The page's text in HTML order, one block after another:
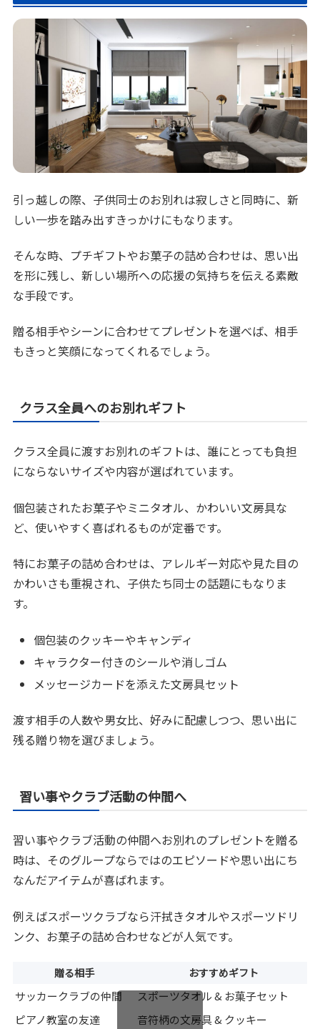
引っ越しの際、子供同士のお別れは寂しさと同時に、新
しい一歩を踏み出すきっかけにもなります。
そんな時、プチギフトやお菓子の詰め合わせは、思い出
を形に残し、新しい場所への応援の気持ちを伝える素敵
な手段です。
贈る相手やシーンに合わせてプレゼントを選べば、相手
もきっと笑顔になってくれるでしょう。
クラス全員へのお別れギフト
クラス全員に渡すお別れのギフトは、誰にとっても負担
にならないサイズや内容が選ばれています。
個包装されたお菓子やミニタオル、かわいい文房具な
ど、使いやすく喜ばれるものが定番です。
特にお菓子の詰め合わせは、アレルギー対応や見た目の
かわいさも重視され、子供たち同士の話題にもなりま
す。
個包装のクッキーやキャンディ
キャラクター付きのシールや消しゴム
メッセージカードを添えた文房具セット
渡す相手の人数や男女比、好みに配慮しつつ、思い出に
残る贈り物を選びましょう。
習い事やクラブ活動の仲間へ
習い事やクラブ活動の仲間へお別れのプレゼントを贈る
時は、そのグループならではのエピソードや思い出にち
なんだアイテムが喜ばれます。
例えばスポーツクラブなら汗拭きタオルやスポーツドリ
ンク、お菓子の詰め合わせなどが人気です。
贈る相手 おすすめギフト
サッカークラブの仲間
スポーツタオル & お菓子セット
ピアノ教室の友達
音符柄の文房具 & クッキー